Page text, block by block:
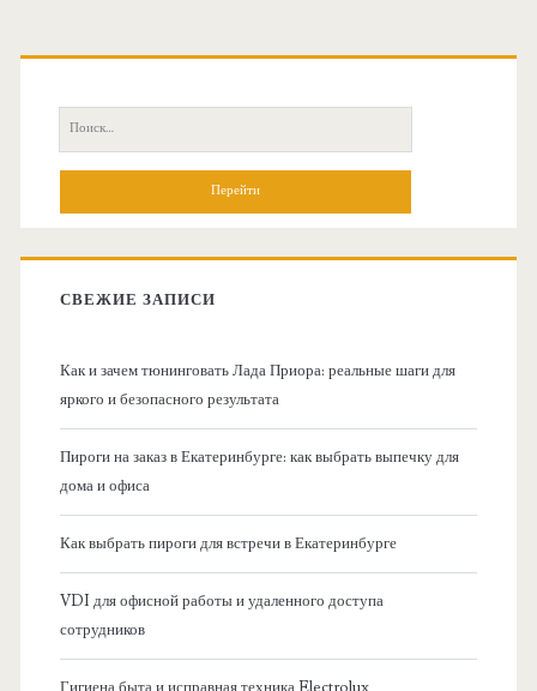
О
П
о
:
СВЕЖИЕ ЗАПИСИ
Как и зачем тюнинговать Лада Приора: реальные шаги для
яркого и безопасного результата
Пироги на заказ в Екатеринбурге: как выбрать выпечку для
дома и офиса
Как выбрать пироги для встречи в Екатеринбурге
VDI для офисной работы и удаленного доступа
сотрудников
Гигиена быта и исправная техника Electrolux